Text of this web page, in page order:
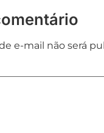
e-mail não será